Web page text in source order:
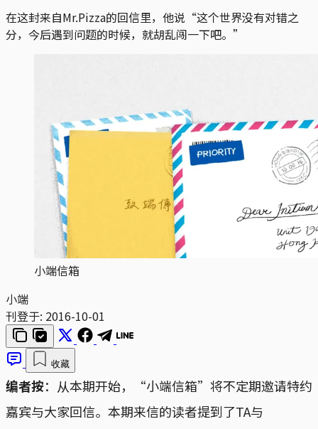
在这封来自Mr.Pizza的回信里，他说“这个世界没有对错之
分，今后遇到问题的时候，就胡乱闯一下吧。”
小端信箱
小端
刊登于: 2016-10-01
收藏
编者按：从本期开始，“小端信箱”将不定期邀请特约
嘉宾与大家回信。本期来信的读者提到了TA与